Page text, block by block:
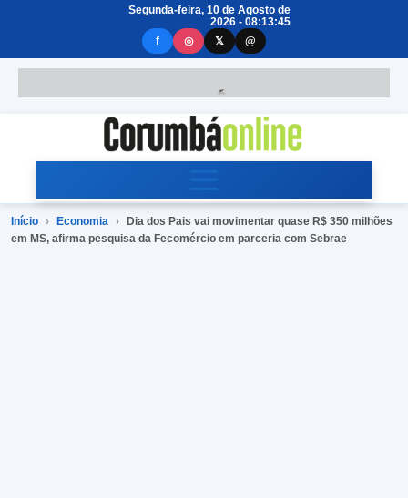
Segunda-feira, 10 de Agosto de
2026 - 08:13:45
f
◎ 𝕏 @
Início › Economia ›
Dia dos Pais vai movimentar quase R$ 350 milhões
em MS, afirma pesquisa da Fecomércio em parceria com Sebrae